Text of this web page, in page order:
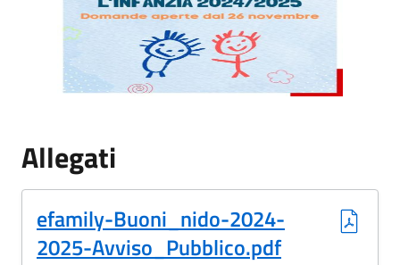
Allegati
efamily-Buoni_nido-2024-
2025-Avviso_Pubblico.pdf
(Formato PDF, 1.29 MB)